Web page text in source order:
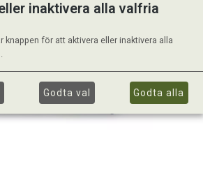
inaktivera alla valfria
knappen för att aktivera eller inaktivera alla
Godta val Godta alla